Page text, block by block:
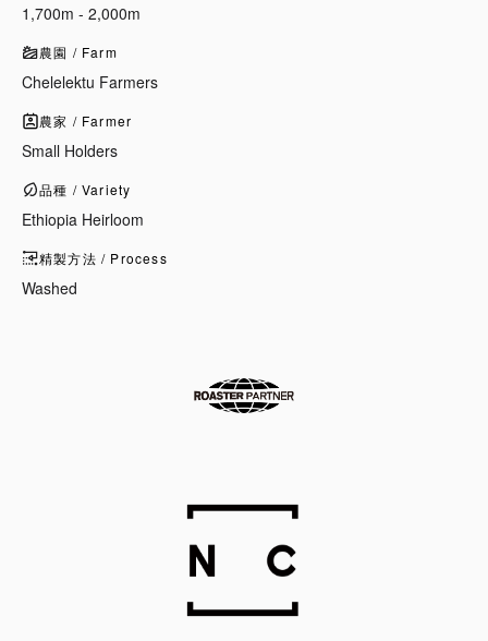
1,700m - 2,000m
農園 / Farm
Chelelektu Farmers
農家 / Farmer
Small Holders
品種 / Variety
Ethiopia Heirloom
精製方法 / Process
Washed